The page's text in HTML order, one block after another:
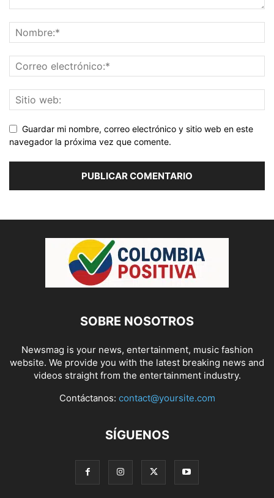
Guardar mi nombre, correo electrónico y sitio web en este
navegador la próxima vez que comente.
SOBRE NOSOTROS
Newsmag is your news, entertainment, music fashion
website. We provide you with the latest breaking news and
videos straight from the entertainment industry.
Contáctanos: contact@yoursite.com
SÍGUENOS